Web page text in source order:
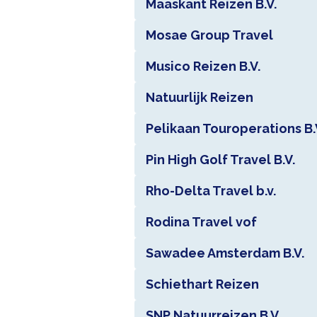
Maaskant Reizen B.V.
Mosae Group Travel
Musico Reizen B.V.
Natuurlijk Reizen
Pelikaan Touroperations
Pin High Golf Travel B.V.
Rho-Delta Travel b.v.
Rodina Travel vof
Sawadee Amsterdam B.V.
Schiethart Reizen